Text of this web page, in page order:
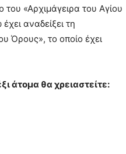
«Αρχιμάγειρα του Αγίου
αναδείξει τη
Όρους», το οποίο έχει
άτομα θα χρειαστείτε: